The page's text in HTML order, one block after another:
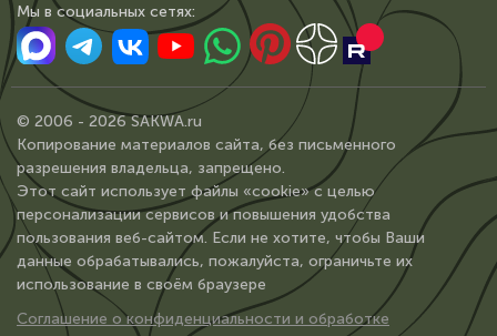
Мы в сoциальных сетях:
© 2006 - 2026 SAKWA.ru
Копирование материалов сайта, без письменного
разрешения владельца, запрещено.
Этот сайт использует файлы «cookie» с целью
персонализации сервисов и повышения удобства
пользования веб-сайтом. Если не хотите, чтобы Ваши
данные обрабатывались, пожалуйста, ограничьте их
использование в своём браузере
Соглашение о конфиденциальности и обработке